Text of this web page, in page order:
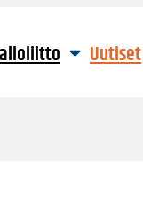
Uutiset